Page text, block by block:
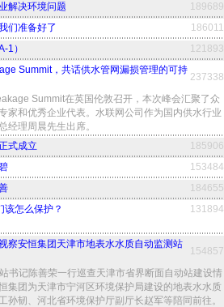
解决环境问题
189689
们准备好了
186011
1） 121893
Summit，共话供水管网漏损管理的可持
237338
Summit在英国伦敦召开，本次峰会汇聚了众
家和优秀企业代表。水联网公司作为国内供水行业
经理周晨先生出席。
式成立
185906
153484
184655
该怎么保护？
131894
察安恒集团天津市地表水水质自动监测站
154857
书记陈善荣一行巡查天津市省界断面自动站建设情
集团为天津市宁河区环境保护局建设的地表水水质
孙韧、河北省环境保护厅副厅长赵军等陪同前往。